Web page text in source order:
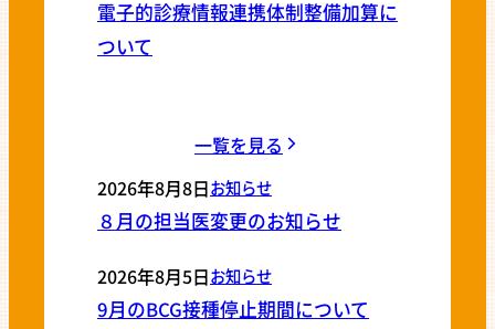
電子的診療情報連携体制整備加算に
ついて
一覧を見る
2026年8月8日お知らせ
８月の担当医変更のお知らせ
2026年8月5日お知らせ
9月のBCG接種停止期間について